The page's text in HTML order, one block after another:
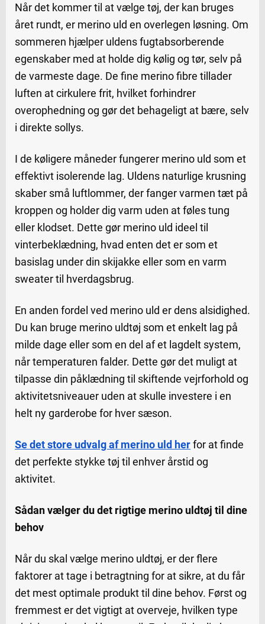
Når det kommer til at vælge tøj, der kan bruges
året rundt, er merino uld en overlegen løsning. Om
sommeren hjælper uldens fugtabsorberende
egenskaber med at holde dig kølig og tør, selv på
de varmeste dage. De fine merino fibre tillader
luften at cirkulere frit, hvilket forhindrer
overophedning og gør det behageligt at bære, selv
i direkte sollys.
I de køligere måneder fungerer merino uld som et
effektivt isolerende lag. Uldens naturlige krusning
skaber små luftlommer, der fanger varmen tæt på
kroppen og holder dig varm uden at føles tung
eller klodset. Dette gør merino uld ideel til
vinterbeklædning, hvad enten det er som et
basislag under din skijakke eller som en varm
sweater til hverdagsbrug.
En anden fordel ved merino uld er dens alsidighed.
Du kan bruge merino uldtøj som et enkelt lag på
milde dage eller som en del af et lagdelt system,
når temperaturen falder. Dette gør det muligt at
tilpasse din påklædning til skiftende vejrforhold og
aktivitetsniveauer uden at skulle investere i en
helt ny garderobe for hver sæson.
Se det store udvalg af merino uld herfor at finde
det perfekte stykke tøj til enhver årstid og
aktivitet.
Sådan vælger du det rigtige merino uldtøj til dine
behov
Når du skal vælge merino uldtøj, er der flere
faktorer at tage i betragtning for at sikre, at du får
det mest optimale produkt til dine behov. Først og
fremmest er det vigtigt at overveje, hvilken type